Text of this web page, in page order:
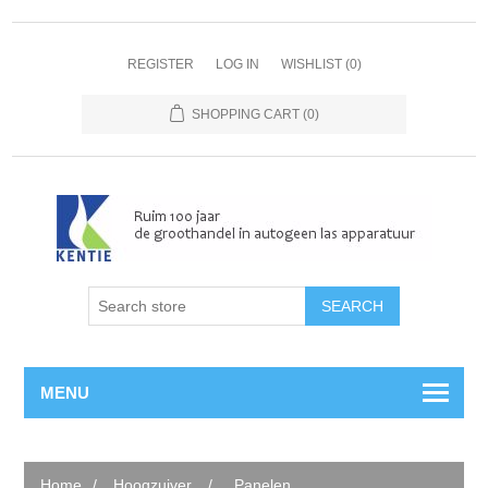
REGISTER LOG IN WISHLIST (0)
SHOPPING CART (0)
MENU